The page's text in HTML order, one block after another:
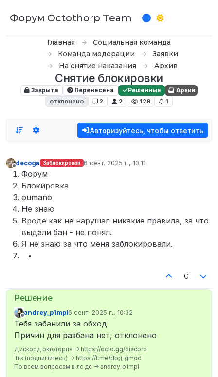
Форум Octothorp Team
Главная
Социальная команда
Команда модерации
Заявки
На снятие наказания
Архив
Снятие блокировки
Закрыта Перенесена Решенные
Архив
отклонено
2 2 129 1
Авторизуйтесь, чтобы ответить
Не в сети
decoga Заблокирован 6 сент. 2025 г., 10:11
отредактировано
Форум
Блокировка
oumano
Не знаю
Вроде как не нарушал никакие правила, за что
выдали бан - не понял.
Я не знаю за что меня заблокировали.
0
Не в сети
andrey_p1mpl6 сент. 2025 г., 10:32
отредактировано
Тебя забанили за обход
Причин для разбана нет, отклонено
Дискорд октоторпа -> https://octo.gg/discord
Тгк (подпишитесь) -> https://t.me/dbg_gmod
По всем вопросам в лс дс -> andrey_p1mpl